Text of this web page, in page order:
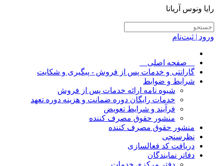
رایا ونوس آریانا
ورود | ثبت‌نام
__صفحه اصلی__
گارانتی و خدمات پس از فروش - پیگیری و شکایت
شرایط و ضوابط
شیوه نامه ارائه خدمات پس از فروش
خدمات رایگان دوره ضمانت و هزینه دوره تعهد
فرآیند و شرایط تعویض
منشور حقوق مصرف کننده
منشور حقوق مصرف کننده
نظرسنجی
دریافت کد فعالسازی
دفاتر نمایندگان
دفتر مرکزی خدمات